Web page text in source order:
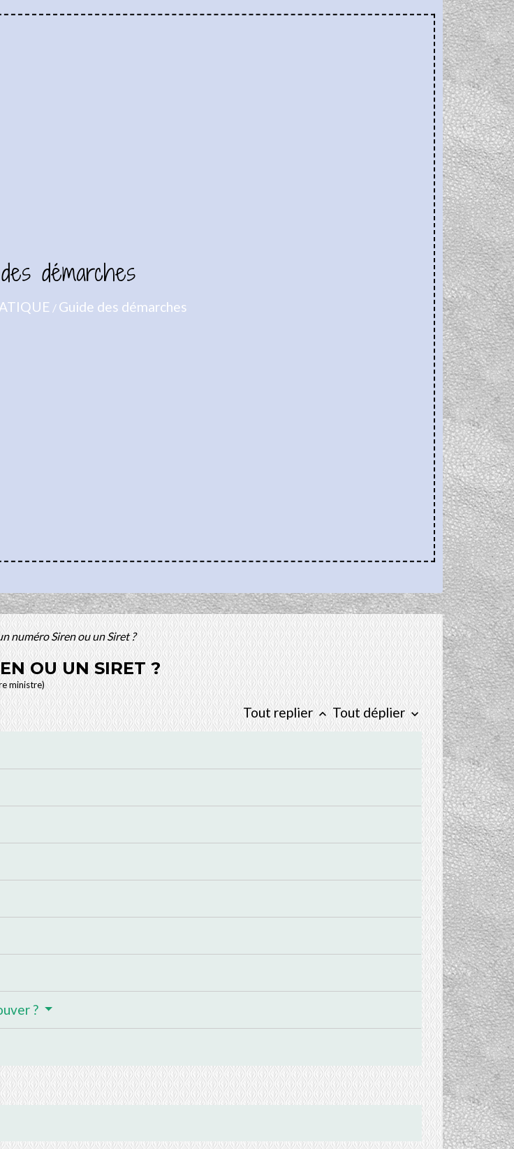
démarches
/ Guide des démarches
numéro Siren ou un Siret ?
OU UN SIRET ?
ministre)
Tout replierkeyboard_arrow_up Tout déplier keyboard_arrow_down
?